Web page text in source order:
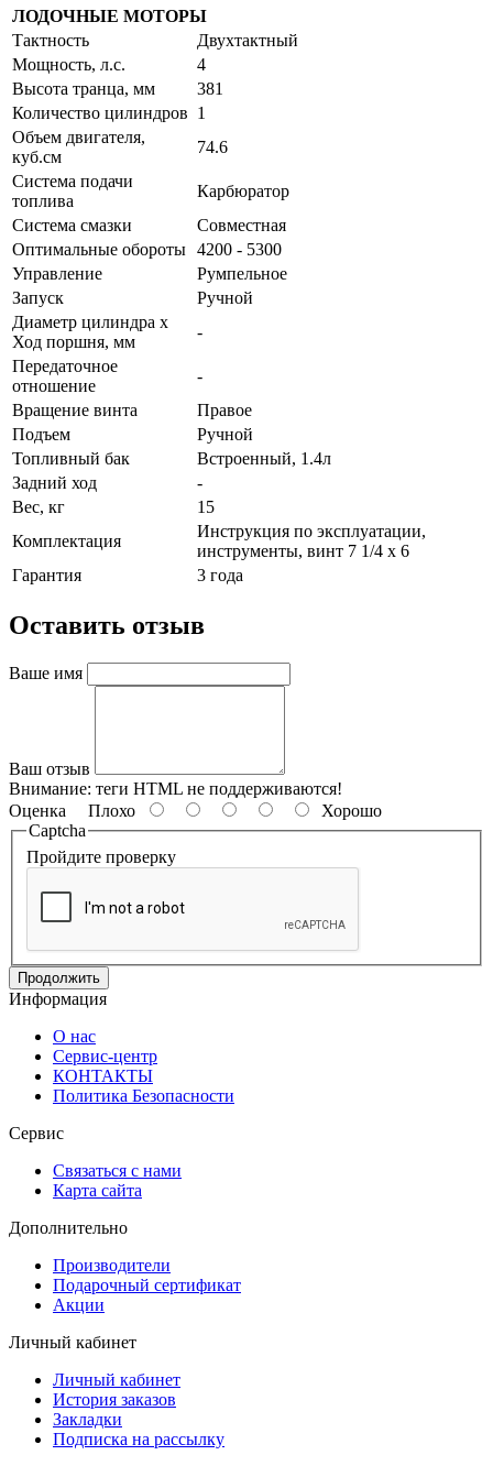
ЛОДОЧНЫЕ МОТОРЫ
Тактность
Двухтактный
Мощность, л.с.
4
Высота транца, мм
381
Количество цилиндров 1
Объем двигателя,
куб.см
74.6
Система подачи
топлива
Карбюратор
Система смазки
Совместная
Оптимальные обороты 4200 - 5300
Управление
Румпельное
Запуск
Ручной
Диаметр цилиндра х
Ход поршня, мм
-
Передаточное
отношение
-
Вращение винта
Правое
Подъем
Ручной
Топливный бак
Встроенный, 1.4л
Задний ход
-
Вес, кг
15
Комплектация
Инструкция по эксплуатации,
инструменты, винт 7 1/4 x 6
Гарантия
3 года
Оставить отзыв
Ваше имя
Ваш отзыв
Внимание: теги HTML не поддерживаются!
Оценка Плохо
Хорошо
Captcha
Пройдите проверку
Продолжить
Информация
О нас
Сервис-центр
КОНТАКТЫ
Политика Безопасности
Сервис
Связаться с нами
Карта сайта
Дополнительно
Производители
Подарочный сертификат
Акции
Личный кабинет
Личный кабинет
История заказов
Закладки
Подписка на рассылку